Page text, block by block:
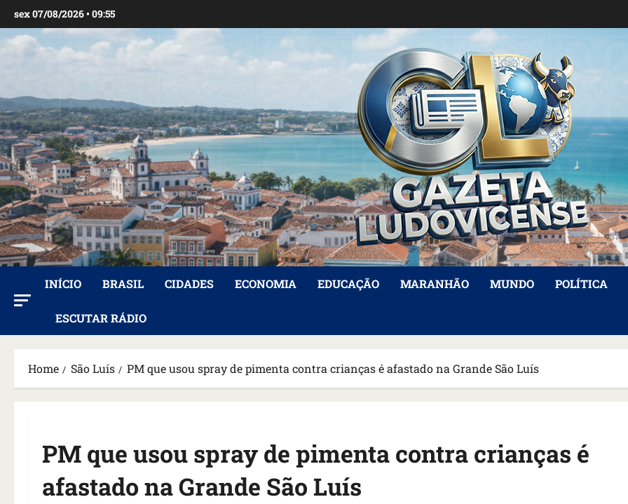
para
sex 07/08/2026 • 09:55
INÍCIO BRASIL CIDADES ECONOMIA EDUCAÇÃO MARANHÃO MUNDO POLÍTICA
ESCUTAR RÁDIO
Home São Luís PM que usou spray de pimenta contra crianças é afastado na Grande São Luís
PM que usou spray de pimenta contra crianças é
afastado na Grande São Luís